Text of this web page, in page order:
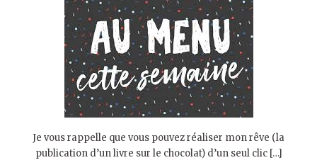
Je vous rappelle que vous pouvez réaliser mon rêve (la
publication d’un livre sur le chocolat) d’un seul clic […]